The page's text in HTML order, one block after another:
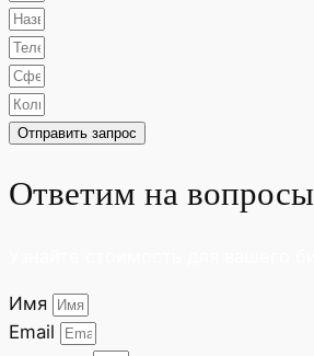
Отправить запрос
Ответим на вопросы
Имя
Email